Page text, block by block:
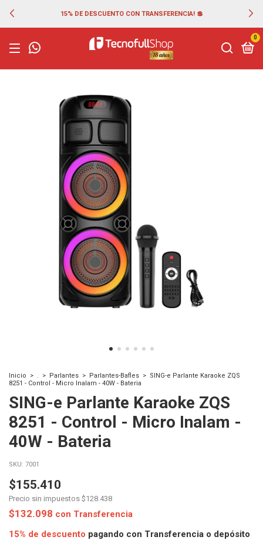
15% DE DESCUENTO CON TRANSFERENCIA! 💲
0
Inicio > . > Parlantes > Parlantes-Bafles > SING-e Parlante Karaoke ZQS
8251 - Control - Micro Inalam - 40W - Bateria
SING-e Parlante Karaoke ZQS
8251 - Control - Micro Inalam -
40W - Bateria
SKU: 7001
$155.410
Precio sin impuestos $128.438
$132.098 con Transferencia
15% de descuento pagando con Transferencia o depósito